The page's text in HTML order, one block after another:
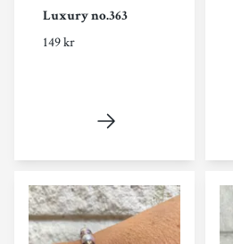
Luxury no.363
149 kr